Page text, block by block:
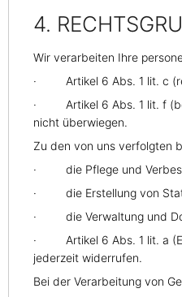
4.
Wir verarbeiten Ihre
· Artikel 6 Abs. 1 lit. c
· Artikel 6 Abs. 1 lit. f
nicht überwiegen.
Zu den von uns verfolgten
· die Pflege und
· die Erstellung von
· die Verwaltung und
· Artikel 6 Abs. 1 lit. a
jederzeit widerrufen.
Bei der Verarbeitung von